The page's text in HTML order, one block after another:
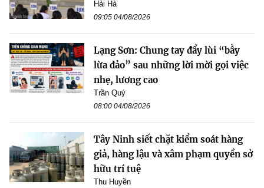
Hải Hà
09:05 04/08/2026
Lạng Sơn: Chung tay đẩy lùi “bẫy
lừa đảo” sau những lời mời gọi việc
nhẹ, lương cao
Trần Quý
08:00 04/08/2026
Tây Ninh siết chặt kiểm soát hàng
giả, hàng lậu và xâm phạm quyền sở
hữu trí tuệ
Thu Huyền